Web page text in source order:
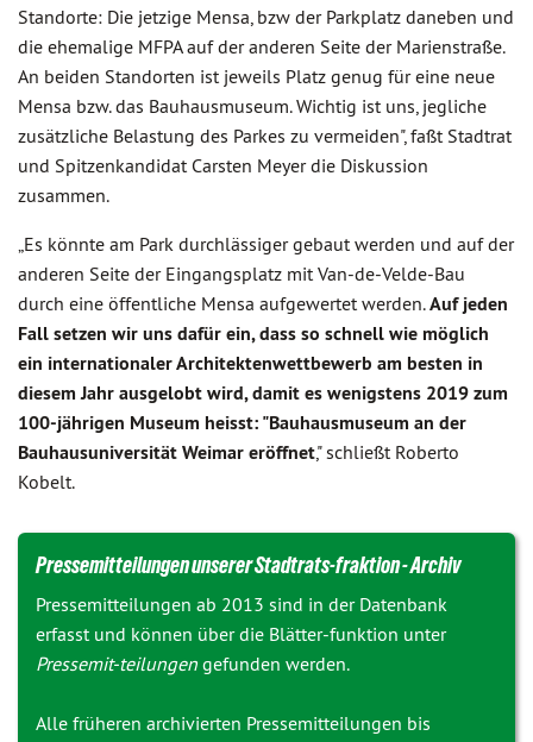
Standorte: Die jetzige Mensa, bzw der Parkplatz daneben und
die ehemalige MFPA auf der anderen Seite der Marienstraße.
An beiden Standorten ist jeweils Platz genug für eine neue
Mensa bzw. das Bauhausmuseum. Wichtig ist uns, jegliche
zusätzliche Belastung des Parkes zu vermeiden", faßt Stadtrat
und Spitzenkandidat Carsten Meyer die Diskussion
zusammen.
„Es könnte am Park durchlässiger gebaut werden und auf der
anderen Seite der Eingangsplatz mit Van-de-Velde-Bau
durch eine öffentliche Mensa aufgewertet werden.Auf jeden
Fall setzen wir uns dafür ein, dass so schnell wie möglich
ein internationaler Architektenwettbewerb am besten in
diesem Jahr ausgelobt wird, damit es wenigstens 2019 zum
100-jährigen Museum heisst: "Bauhausmuseum an der
Bauhausuniversität Weimar eröffnet," schließt Roberto
Kobelt.
Pressemitteilungen unserer Stadtrats-fraktion - Archiv
Pressemitteilungen ab 2013 sind in der Datenbank
erfasst und können über die Blätter-funktion unter
Pressemit-teilungen gefunden werden.
Alle früheren archivierten Pressemitteilungen bis